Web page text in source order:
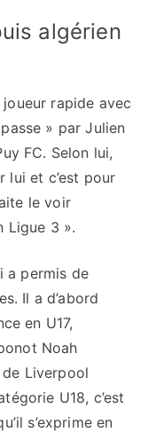
algérien
rapide avec
» par Julien
FC. Selon lui,
lui et c’est pour
le voir
Ligue 3 ».
a permis de
Il a d’abord
en U17,
Noah
Liverpool
U18, c’est
s’exprime en